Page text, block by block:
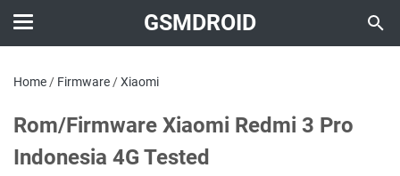
GSMDROID
Home / Firmware /Xiaomi
Rom/Firmware Xiaomi Redmi 3 Pro
Indonesia 4G Tested